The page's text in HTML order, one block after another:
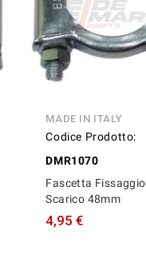
MADE IN ITALY
Codice Prodotto:
DMR1070
Fascetta Fissaggio
Scarico 48mm
4,95 €